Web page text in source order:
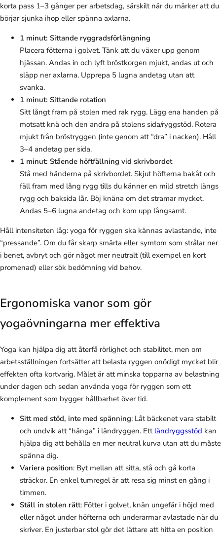
korta pass 1–3 gånger per arbetsdag, särskilt när du märker att du
börjar sjunka ihop eller spänna axlarna.
1 minut: Sittande ryggradsförlängning
Placera fötterna i golvet. Tänk att du växer upp genom
hjässan. Andas in och lyft bröstkorgen mjukt, andas ut och
släpp ner axlarna. Upprepa 5 lugna andetag utan att
svanka.
1 minut: Sittande rotation
Sitt långt fram på stolen med rak rygg. Lägg ena handen på
motsatt knä och den andra på stolens sida/ryggstöd. Rotera
mjukt från bröstryggen (inte genom att “dra” i nacken). Håll
3–4 andetag per sida.
1 minut: Stående höftfällning vid skrivbordet
Stå med händerna på skrivbordet. Skjut höfterna bakåt och
fäll fram med lång rygg tills du känner en mild stretch längs
rygg och baksida lår. Böj knäna om det stramar mycket.
Andas 5–6 lugna andetag och kom upp långsamt.
Håll intensiteten låg: yoga för ryggen ska kännas avlastande, inte
“pressande”. Om du får skarp smärta eller symtom som strålar ner
i benet, avbryt och gör något mer neutralt (till exempel en kort
promenad) eller sök bedömning vid behov.
Ergonomiska vanor som gör
yogaövningarna mer effektiva
Yoga kan hjälpa dig att återfå rörlighet och stabilitet, men om
arbetsställningen fortsätter att belasta ryggen onödigt mycket blir
effekten ofta kortvarig. Målet är att minska topparna av belastning
under dagen och sedan använda yoga för ryggen som ett
komplement som bygger hållbarhet över tid.
Sitt med stöd, inte med spänning: Låt bäckenet vara stabilt
och undvik att “hänga” i ländryggen. Ett ländryggsstöd kan
hjälpa dig att behålla en mer neutral kurva utan att du måste
spänna dig.
Variera position: Byt mellan att sitta, stå och gå korta
sträckor. En enkel tumregel är att resa sig minst en gång i
timmen.
Ställ in stolen rätt: Fötter i golvet, knän ungefär i höjd med
eller något under höfterna och underarmar avlastade när du
skriver. En justerbar stol gör det lättare att hitta en position